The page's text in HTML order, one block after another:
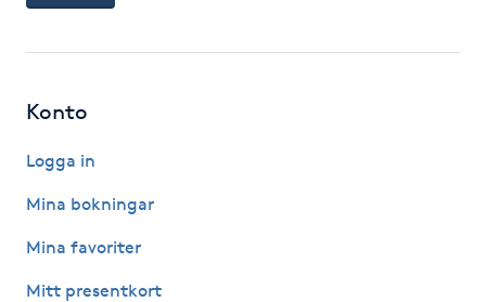
Kroppsinpackning
Kroppspeeling
Käkledsbehandling
Konto
Logga in
Mina bokningar
Mina favoriter
Mitt presentkort